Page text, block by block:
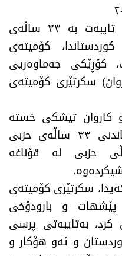
له‌ چوارچێوه‌ی چالاكییه‌كانی تایبەت بە ٣٣ ساڵەی
كۆمیته‌ی
كۆڕێكی جه‌ماوه‌ریی
سكرتێری كۆمیته‌ی
كاروان تیشكی خسته‌
سه‌ر مێژوو و گرنگی ڕاگه‌یاندنی ٣٣ ساڵەی حزبی
حزبی لە قۆناغە
سكرتێری كۆمیته‌ی
و بارودۆخی
بەتایبەتی پرسی
و ئه‌و هۆكار و